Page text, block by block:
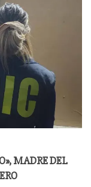
MADRE DEL